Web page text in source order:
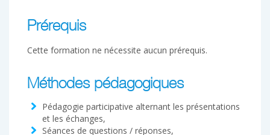
Prérequis
Cette formation ne nécessite aucun prérequis.
Méthodes pédagogiques
Pédagogie participative alternant les présentations
et les échanges,
Séances de questions / réponses,